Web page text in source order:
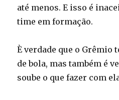
até menos. E isso é
time em formação.
È verdade que o Grêmio
de bola, mas também é
soube o que fazer com